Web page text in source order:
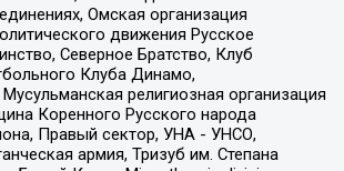
Омская организация
движения Русское
Северное Братство, Клуб
Клуба Динамо,
религиозная организация
Коренного Русского народа
Правый сектор, УНА - УНСО,
армия, Тризуб им. Степана